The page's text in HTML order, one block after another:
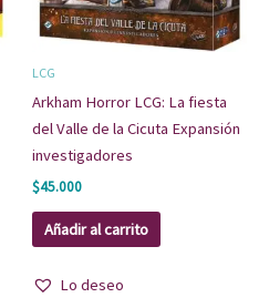
LCG
Arkham Horror LCG: La fiesta
del Valle de la Cicuta Expansión
investigadores
$45.000
Añadir al carrito
Lo deseo